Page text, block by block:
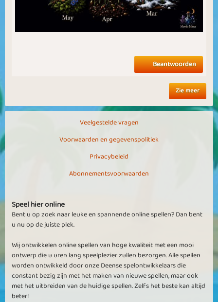
Beantwoorden
Zie meer
Veelgestelde vragen
Voorwaarden en gegevenspolitiek
Privacybeleid
Abonnementsvoorwaarden
Speel hier online
Bent u op zoek naar leuke en spannende online spellen? Dan bent
u nu op de juiste plek.
Wij ontwikkelen online spellen van hoge kwaliteit met een mooi
ontwerp die u uren lang speelplezier zullen bezorgen. Alle spellen
worden ontwikkeld door onze Deense spelontwikkelaars die
constant bezig zijn met het maken van nieuwe spellen, maar ook
met het uitbreiden van de huidige spellen. Zelfs het beste kan altijd
beter!